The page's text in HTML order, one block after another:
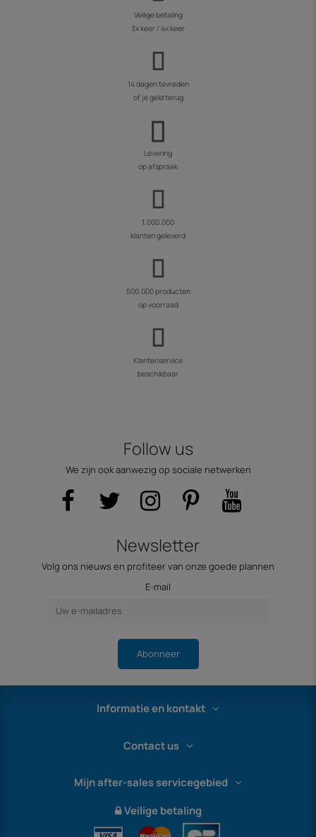
Veilige betaling
3x keer / 4x keer
14 dagen tevreden
of je geld terug
Levering
op afspraak
1.000.000
klanten geleverd
500.000 producten
op voorraad
Klantenservice
beschikbaar
Follow us
We zijn ook aanwezig op sociale netwerken
Newsletter
Volg ons nieuws en profiteer van onze goede plannen
E-mail
Abonneer
Informatie en kontakt
Contact us
Mijn after-sales servicegebied
Veilige betaling